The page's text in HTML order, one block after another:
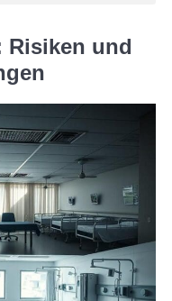
Risiken und